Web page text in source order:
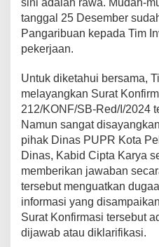
sini adalah rawa. Mudah-
tanggal 25 Desember
Pangaribuan kepada Tim
pekerjaan.
Untuk diketahui bersama,
melayangkan Surat
212/KONF/SB-Red/I/2024
Namun sangat
pihak Dinas PUPR Kota
Dinas, Kabid Cipta Karya
memberikan jawaban
tersebut menguatkan
informasi yang
Surat Konfirmasi tersebut
dijawab atau diklarifikasi.